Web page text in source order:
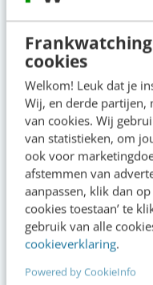
cookies
Welkom! Leuk dat je
Wij, en derde partijen,
van cookies. Wij
van statistieken, om
ook voor
afstemmen van
aanpassen, klik dan op
cookies toestaan’ te
gebruik van alle
cookieverklaring.
Powered by CookieInfo
Denk je dat
de
gisteren · 4
LinkedIn
gewoon te
gisteren· 6
AI-content
hebt
4 aug 2026·
verstandig